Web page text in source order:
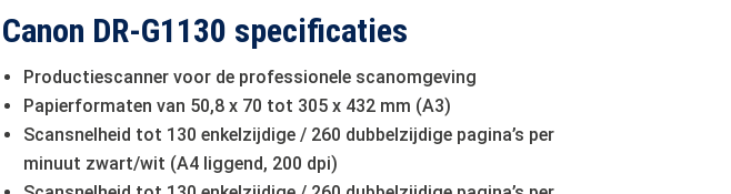
Canon DR-G1130 specificaties
Productiescanner voor de professionele scanomgeving
Papierformaten van 50,8 x 70 tot 305 x 432 mm (A3)
Scansnelheid tot 130 enkelzijdige / 260 dubbelzijdige pagina’s per
minuut zwart/wit (A4 liggend, 200 dpi)